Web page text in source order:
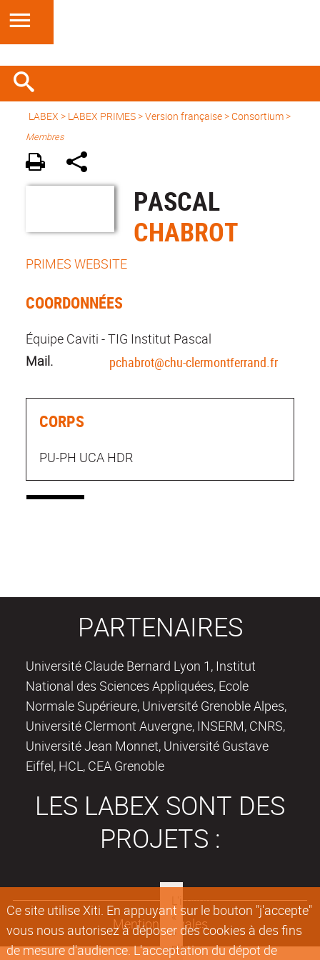
Ce site utilise Xiti. En appuyant sur le bouton "j'accepte"
vous nous autorisez à déposer des cookies à des fins
de mesure d'audience. L'acceptation du dépot de
LABEX > LABEX PRIMES>Version française> Consortium >
Membres
PASCAL
CHABROT
PRIMES WEBSITE
COORDONNÉES
Équipe Caviti - TIG Institut Pascal
Mail.
pchabrot@chu-clermontferrand.fr
CORPS
PU-PH UCA HDR
PARTENAIRES
Université Claude Bernard Lyon 1, Institut
National des Sciences Appliquées, Ecole
Normale Supérieure, Université Grenoble Alpes,
Université Clermont Auvergne, INSERM, CNRS,
Université Jean Monnet, Université Gustave
Eiffel, HCL, CEA Grenoble
LES LABEX SONT DES
PROJETS :
Mentions légales